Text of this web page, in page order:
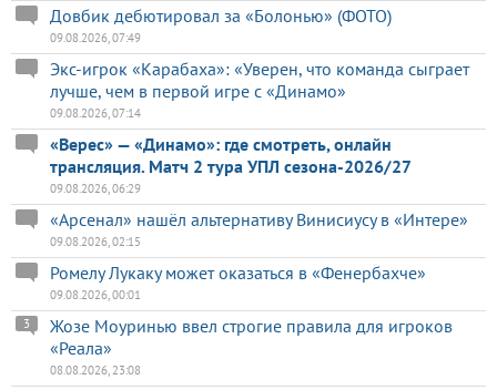
Довбик дебютировал за «Болонью» (ФОТО)
09.08.2026, 07:49
Экс-игрок «Карабаха»: «Уверен, что команда сыграет
лучше, чем в первой игре с «Динамо»
09.08.2026, 07:14
«Верес» — «Динамо»: где смотреть, онлайн
трансляция. Матч 2 тура УПЛ сезона-2026/27
09.08.2026, 06:29
«Арсенал» нашёл альтернативу Винисиусу в «Интере»
09.08.2026, 02:15
Ромелу Лукаку может оказаться в «Фенербахче»
09.08.2026, 00:01
Жозе Моуринью ввел строгие правила для игроков
«Реала»
3
08.08.2026, 23:08